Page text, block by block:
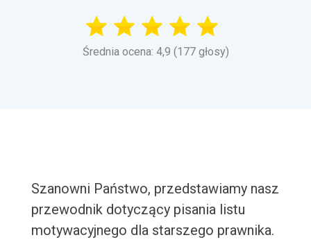
Średnia ocena: 4,9 (177 głosy)
Szanowni Państwo, przedstawiamy nasz
przewodnik dotyczący pisania listu
motywacyjnego dla starszego prawnika.